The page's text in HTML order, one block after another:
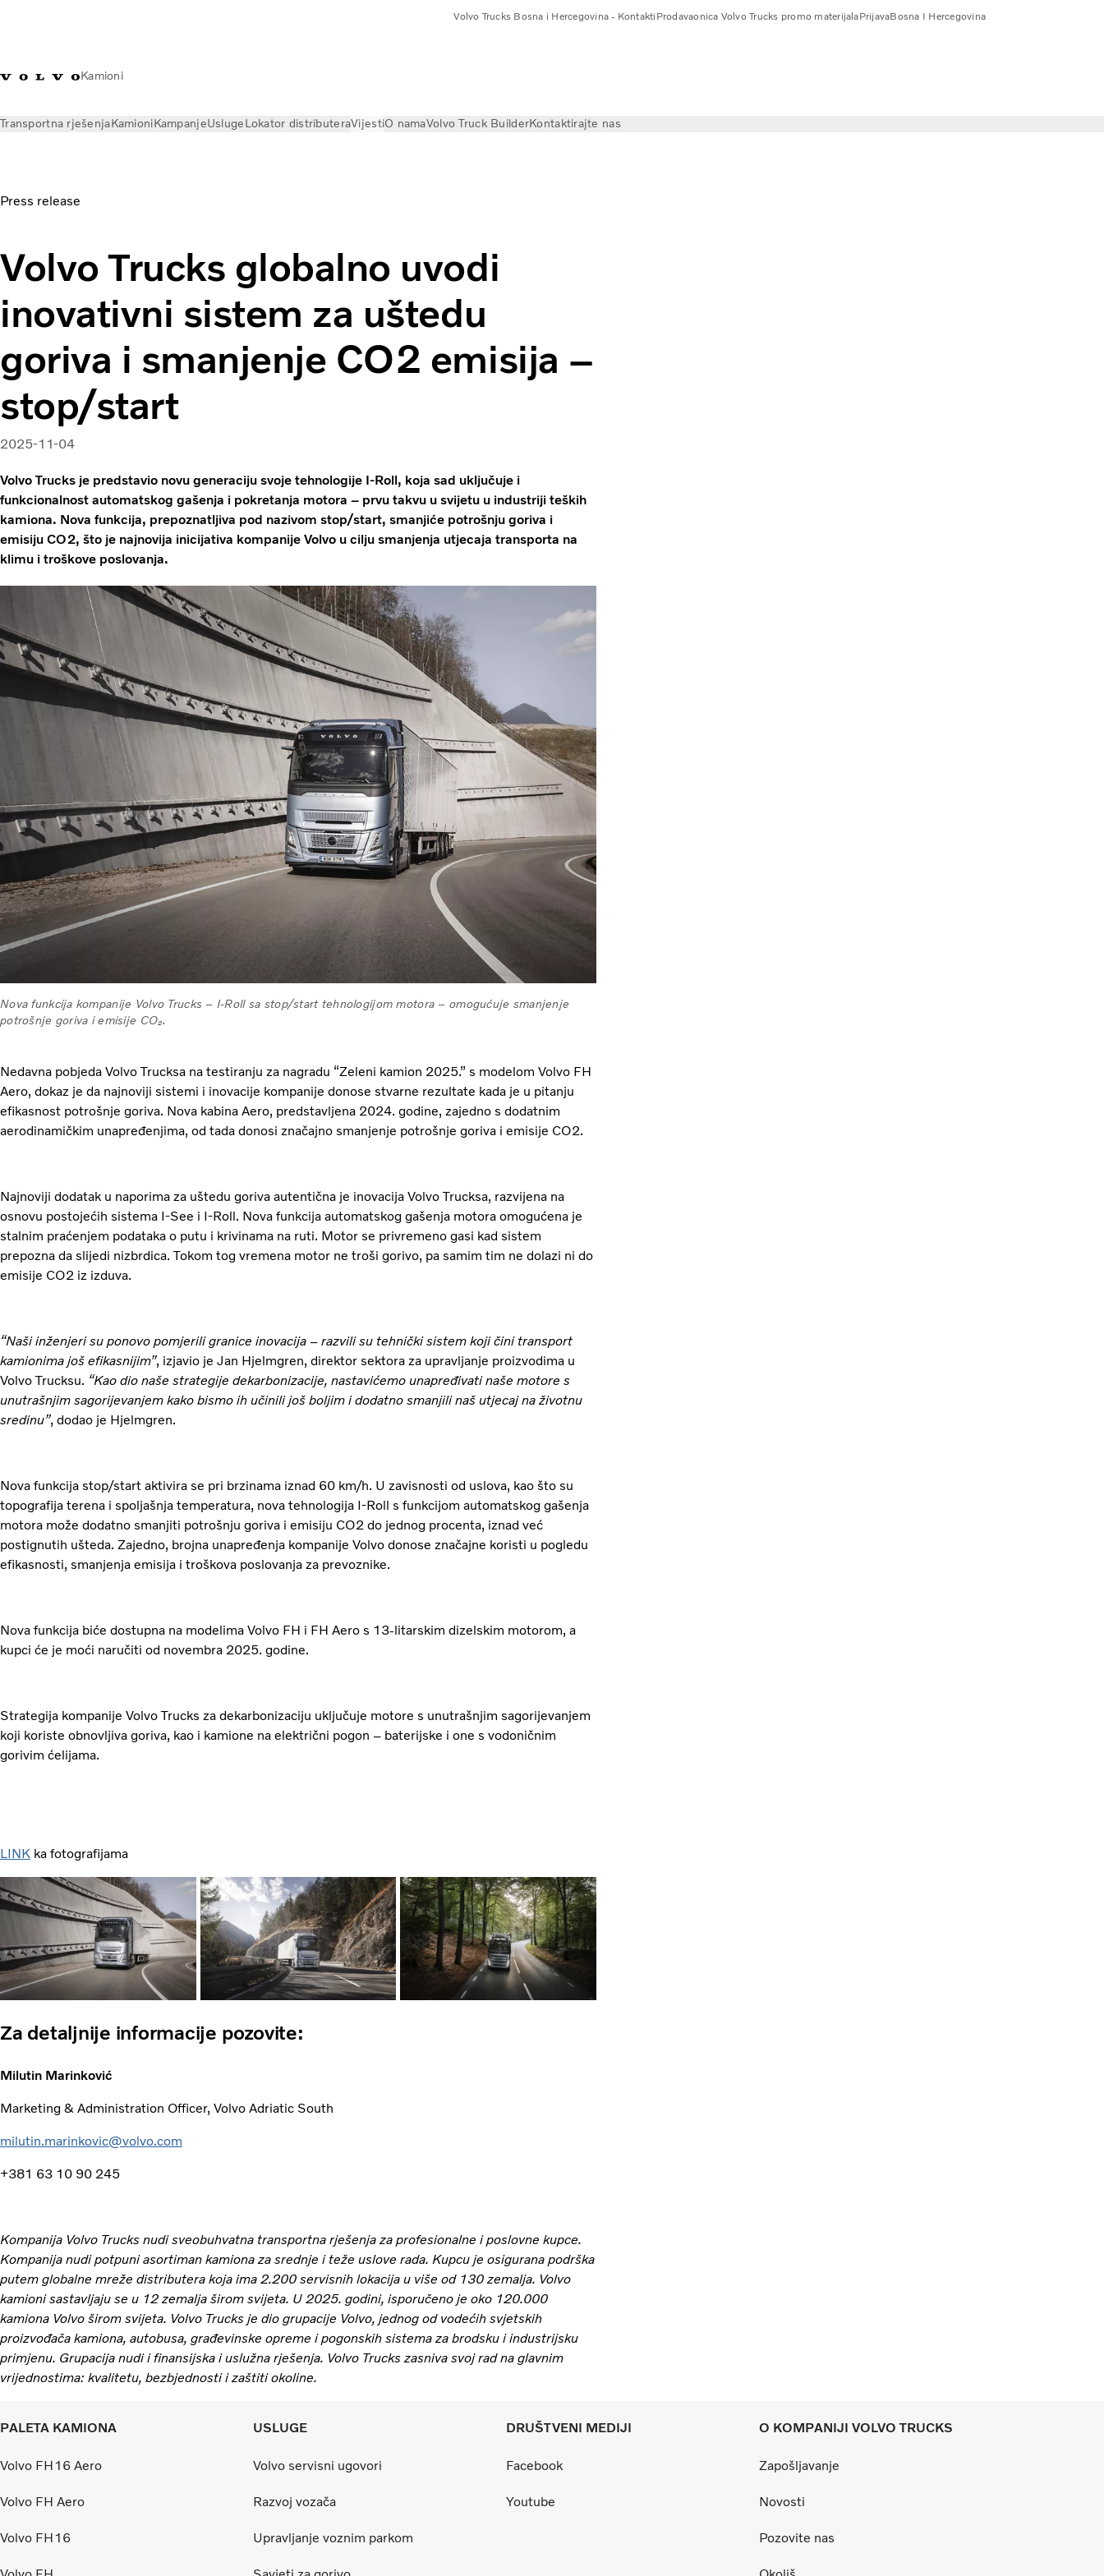
Kamioni
Volvo Trucks Bosna i Hercegovina - Kontakti Prodavaonica Volvo Trucks promo materijalaPrijavaBosna I Hercegovina
Transportna rješenjaKamioniKampanjeUslugeLokator distributeraVijestiO namaVolvo Truck BuilderKontaktirajte nas
Press release
Volvo Trucks globalno uvodi
inovativni sistem za uštedu
goriva i smanjenje CO2 emisija –
stop/start
2025-11-04
Volvo Trucks je predstavio novu generaciju svoje tehnologije I-Roll, koja sad uključuje i
funkcionalnost automatskog gašenja i pokretanja motora – prvu takvu u svijetu u industriji teških
kamiona. Nova funkcija, prepoznatljiva pod nazivom stop/start, smanjiće potrošnju goriva i
emisiju CO2, što je najnovija inicijativa kompanije Volvo u cilju smanjenja utjecaja transporta na
klimu i troškove poslovanja.
Nova funkcija kompanije Volvo Trucks – I-Roll sa stop/start tehnologijom motora – omogućuje smanjenje
potrošnje goriva i emisije CO₂.
Nedavna pobjeda Volvo Trucksa na testiranju za nagradu “Zeleni kamion 2025.” s modelom Volvo FH
Aero, dokaz je da najnoviji sistemi i inovacije kompanije donose stvarne rezultate kada je u pitanju
efikasnost potrošnje goriva. Nova kabina Aero, predstavljena 2024. godine, zajedno s dodatnim
aerodinamičkim unapređenjima, od tada donosi značajno smanjenje potrošnje goriva i emisije CO2.
Najnoviji dodatak u naporima za uštedu goriva autentična je inovacija Volvo Trucksa, razvijena na
osnovu postojećih sistema I-See i I-Roll. Nova funkcija automatskog gašenja motora omogućena je
stalnim praćenjem podataka o putu i krivinama na ruti. Motor se privremeno gasi kad sistem
prepozna da slijedi nizbrdica. Tokom tog vremena motor ne troši gorivo, pa samim tim ne dolazi ni do
emisije CO2 iz izduva.
“Naši inženjeri su ponovo pomjerili granice inovacija – razvili su tehnički sistem koji čini transport
kamionima još efikasnijim”, izjavio je Jan Hjelmgren, direktor sektora za upravljanje proizvodima u
Volvo Trucksu. “Kao dio naše strategije dekarbonizacije, nastavićemo unapređivati naše motore s
unutrašnjim sagorijevanjem kako bismo ih učinili još boljim i dodatno smanjili naš utjecaj na životnu
sredinu”, dodao je Hjelmgren.
Nova funkcija stop/start aktivira se pri brzinama iznad 60 km/h. U zavisnosti od uslova, kao što su
topografija terena i spoljašnja temperatura, nova tehnologija I-Roll s funkcijom automatskog gašenja
motora može dodatno smanjiti potrošnju goriva i emisiju CO2 do jednog procenta, iznad već
postignutih ušteda. Zajedno, brojna unapređenja kompanije Volvo donose značajne koristi u pogledu
efikasnosti, smanjenja emisija i troškova poslovanja za prevoznike.
Nova funkcija biće dostupna na modelima Volvo FH i FH Aero s 13-litarskim dizelskim motorom, a
kupci će je moći naručiti od novembra 2025. godine.
Strategija kompanije Volvo Trucks za dekarbonizaciju uključuje motore s unutrašnjim sagorijevanjem
koji koriste obnovljiva goriva, kao i kamione na električni pogon – baterijske i one s vodoničnim
gorivim ćelijama.
LINK ka fotografijama
Za detaljnije informacije pozovite:
Milutin Marinković
Marketing & Administration Officer, Volvo Adriatic South
milutin.marinkovic@volvo.com
+381 63 10 90 245
Kompanija Volvo Trucks nudi sveobuhvatna transportna rješenja za profesionalne i poslovne kupce.
Kompanija nudi potpuni asortiman kamiona za srednje i teže uslove rada. Kupcu je osigurana podrška
putem globalne mreže distributera koja ima 2.200 servisnih lokacija u više od 130 zemalja. Volvo
kamioni sastavljaju se u 12 zemalja širom svijeta. U 2025. godini, isporučeno je oko 120.000
kamiona Volvo širom svijeta. Volvo Trucks je dio grupacije Volvo, jednog od vodećih svjetskih
proizvođača kamiona, autobusa, građevinske opreme i pogonskih sistema za brodsku i industrijsku
primjenu. Grupacija nudi i finansijska i uslužna rješenja. Volvo Trucks zasniva svoj rad na glavnim
vrijednostima: kvalitetu, bezbjednosti i zaštiti okoline.
PALETA KAMIONA
Volvo FH16 Aero
Volvo FH Aero
Volvo FH16
USLUGE
Volvo servisni ugovori
Razvoj vozača
Upravljanje voznim parkom
DRUŠTVENI MEDIJI
Facebook
Youtube
O KOMPANIJI VOLVO TRUCKS
Zapošljavanje
Novosti
Pozovite nas